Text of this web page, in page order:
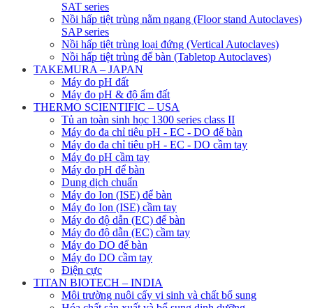
SAT series
Nồi hấp tiệt trùng nằm ngang (Floor stand Autoclaves)
SAP series
Nồi hấp tiệt trùng loại đứng (Vertical Autoclaves)
Nồi hấp tiệt trùng để bàn (Tabletop Autoclaves)
TAKEMURA – JAPAN
Máy đo pH đất
Máy đo pH & độ ẩm đất
THERMO SCIENTIFIC – USA
Tủ an toàn sinh học 1300 series class II
Máy đo đa chỉ tiêu pH - EC - DO để bàn
Máy đo đa chỉ tiêu pH - EC - DO cầm tay
Máy đo pH cầm tay
Máy đo pH để bàn
Dung dịch chuẩn
Máy đo Ion (ISE) để bàn
Máy đo Ion (ISE) cầm tay
Máy đo độ dẫn (EC) để bàn
Máy đo độ dẫn (EC) cầm tay
Máy đo DO để bàn
Máy đo DO cầm tay
Điện cực
TITAN BIOTECH – INDIA
Môi trường nuôi cấy vi sinh và chất bổ sung